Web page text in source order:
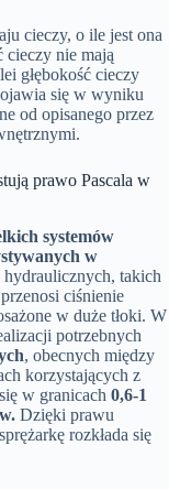
cieczy, o ile jest ona
cieczy nie mają
głębokość cieczy
się w wyniku
od opisanego przez
prawo Pascala w
systemów
w
hydraulicznych, takich
ciśnienie
w duże tłoki. W
potrzebnych
, obecnych między
korzystających z
w granicach 0,6-1
Dzięki prawu
rozkłada się